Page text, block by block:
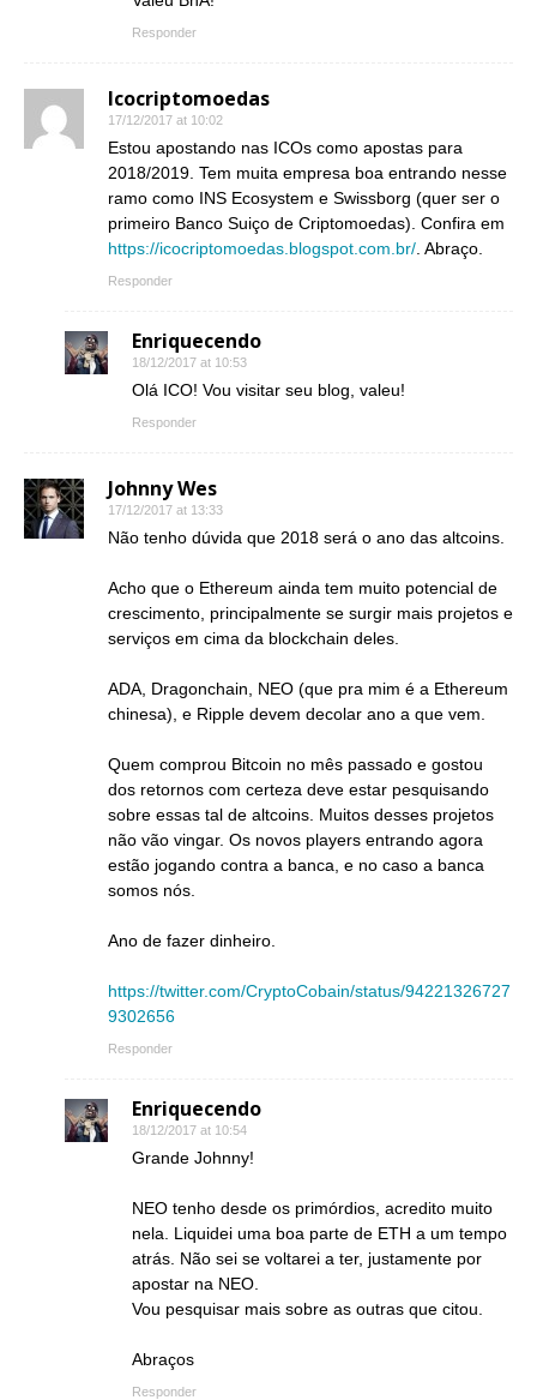
Responder
Icocriptomoedas
17/12/2017 at 10:02
Estou apostando nas ICOs como apostas para
2018/2019. Tem muita empresa boa entrando nesse
ramo como INS Ecosystem e Swissborg (quer ser o
primeiro Banco Suiço de Criptomoedas). Confira em
https://icocriptomoedas.blogspot.com.br/ . Abraço.
Responder
Enriquecendo
18/12/2017 at 10:53
Olá ICO! Vou visitar seu blog, valeu!
Responder
Johnny Wes
17/12/2017 at 13:33
Não tenho dúvida que 2018 será o ano das altcoins.
Acho que o Ethereum ainda tem muito potencial de
crescimento, principalmente se surgir mais projetos e
serviços em cima da blockchain deles.
ADA, Dragonchain, NEO (que pra mim é a Ethereum
chinesa), e Ripple devem decolar ano a que vem.
Quem comprou Bitcoin no mês passado e gostou
dos retornos com certeza deve estar pesquisando
sobre essas tal de altcoins. Muitos desses projetos
não vão vingar. Os novos players entrando agora
estão jogando contra a banca, e no caso a banca
somos nós.
Ano de fazer dinheiro.
https://twitter.com/CryptoCobain/status/94221326727
9302656
Responder
Enriquecendo
18/12/2017 at 10:54
Grande Johnny!
NEO tenho desde os primórdios, acredito muito
nela. Liquidei uma boa parte de ETH a um tempo
atrás. Não sei se voltarei a ter, justamente por
apostar na NEO.
Vou pesquisar mais sobre as outras que citou.
Abraços
Responder